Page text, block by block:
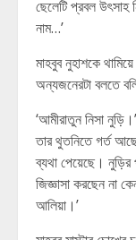
ছেলেটি প্রবল
নাম…’
মাহবুব নুহাশকে
অন্যজনেরটা বলতে
‘আমীরাতুন নিসা
তার থুতনিতে গর্ত
ব্যথা পেয়েছে। নুড়ির
জিজ্ঞাসা করছেন না
আলিয়া।’